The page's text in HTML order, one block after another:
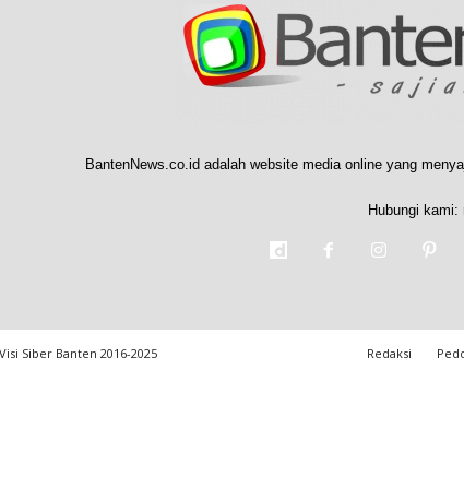
BantenNews.co.id adalah website media online yang
Hubungi kami:
Redaksi
Siber Banten 2016-2025